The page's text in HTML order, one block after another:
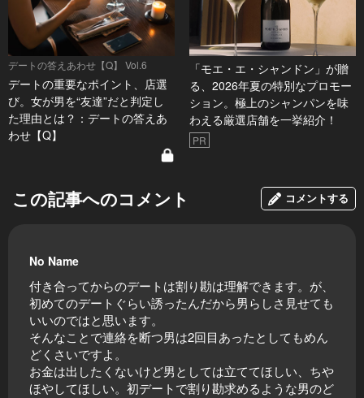
デートの答えあわせ【Q】 Vol.6
デートの重要なポイント、店選
び。女が男を“友達”だと判定し
た理由とは？：デートの答えあ
わせ【Q】
「モエ・エ・シャンドン」が贈
る、2026年夏の特別なプロモー
ション。極上のシャンパンを味
わえる厳選店舗を一挙紹介！
PR
この記事へのコメント コメントする
No Name
付き合ってからのデートは割り勘は理解できます。が、
初めてのデートぐらい誘ったんだから男らしさ見せても
いいのではと思います。
そんなことで連絡を断つ男は2回目あったとしてもめん
どくさいですよ。
お金は出したくないけど男としては立ててほしい、ちや
ほやしてほしい。初デートで割り勘求めるような男のど